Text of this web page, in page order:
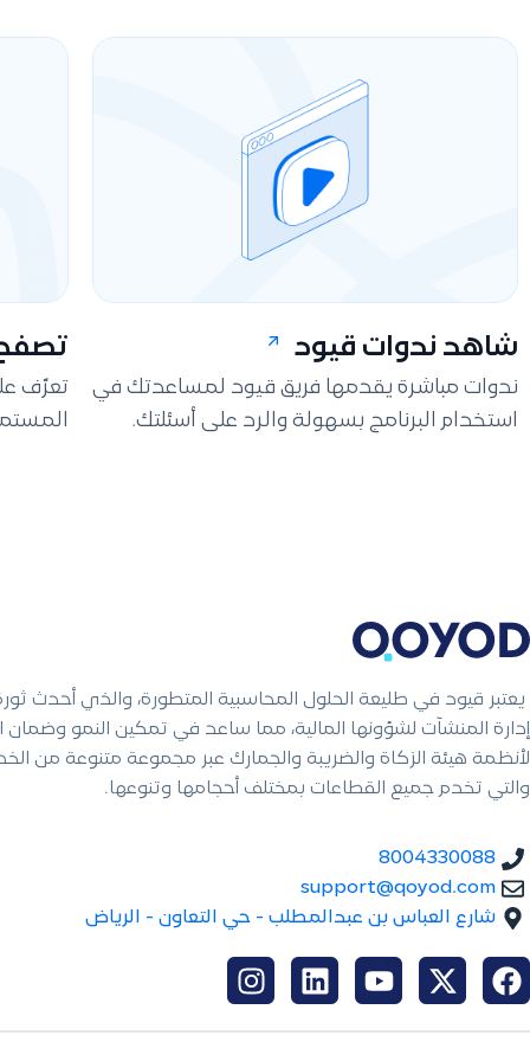
شاهد ندوات قيود
ندوات مباشرة يقدمها فريق قيود لمساعدتك في
استخدام البرنامج بسهولة والرد على أسئلتك.
تعرّف
يعتبر قيود في طليعة الحلول المحاسبية المتطورة، والذي أحدث
إدارة المنشآت لشؤونها المالية، مما ساعد في تمكين النمو وضمان
لأنظمة هيئة الزكاة والضريبة والجمارك عبر مجموعة متنوعة من
والتي تخدم جميع القطاعات بمختلف أحجامها وتنوعها.
8004330088
support@qoyod.com
شارع العباس بن عبدالمطلب - حي التعاون - الرياض